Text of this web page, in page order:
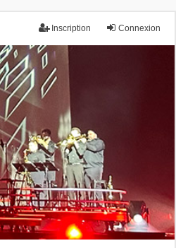
Connexion
Inscription